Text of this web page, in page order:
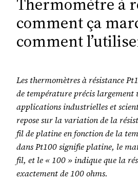
comment ça
comment
Les thermomètres à résistance
de température précis largement
applications industrielles et
repose sur la variation de la
fil de platine en fonction de la
dans Pt100 signifie platine, le
fil, et le « 100 » indique que la
exactement de 100 ohms.